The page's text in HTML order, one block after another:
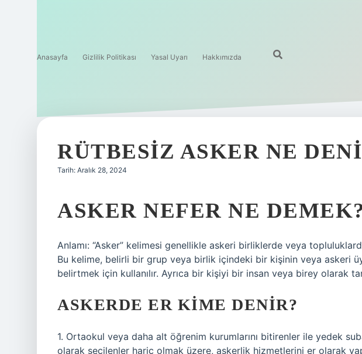
Anasayfa Gizlilik Politikası Yasal Uyarı Hakkımızda
RÜTBESIZ ASKER NE
Tarih: Aralık 28, 2024
ASKER NEFER NE
Anlamı: “Asker” kelimesi genellikle askeri birliklerde veya
Bu kelime, belirli bir grup veya birlik içindeki bir kişinin veya askeri
belirtmek için kullanılır. Ayrıca bir kişiyi bir insan veya birey olarak
ASKERDE ER KIME DENIR?
1. Ortaokul veya daha alt öğrenim kurumlarını bitirenler ile yedek
olarak seçilenler hariç olmak üzere, askerlik hizmetlerini er olarak